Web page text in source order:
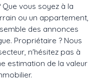
vous soyez à la
ou un appartement,
des annonces
Propriétaire ? Nous
n'hésitez pas à
estimation de la valeur